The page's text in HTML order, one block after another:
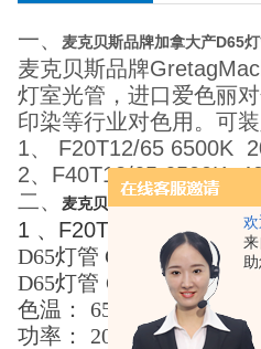
欢
一、 麦克贝斯品牌加拿大产D65
麦克贝斯品牌
灯室光管，进口爱色丽
印染等行业对色用。可
1、 F20T12/65 6500K
2、F40T12/65 6500K
二、
麦克贝斯品牌加拿大产D65
1 、F20T12/65 6500K
D65灯管 GretagMacbeth
D65灯管
色温：
6500K
功率：
20W